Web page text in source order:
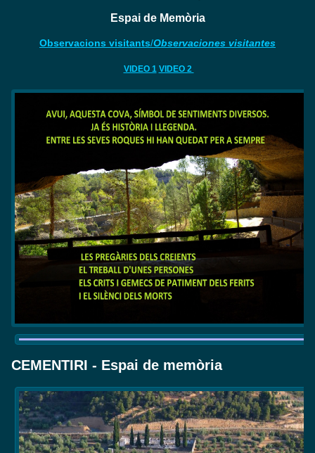
Espai de Memòria
Observacions visitants/Observaciones visitantes
VIDEO 1 VIDEO 2
CEMENTIRI - Espai de memòria